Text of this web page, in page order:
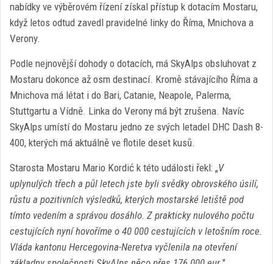
nabídky ve výběrovém řízení získal přístup k dotacím Mostaru,
když letos odtud zavedl pravidelné linky do Říma, Mnichova a
Verony.
Podle nejnovější dohody o dotacích, má SkyAlps obsluhovat z
Mostaru dokonce až osm destinací. Kromě stávajícího Říma a
Mnichova má létat i do Bari, Catanie, Neapole, Palerma,
Stuttgartu a Vídně. Linka do Verony má být zrušena. Navíc
SkyAlps umístí do Mostaru jedno ze svých letadel DHC Dash 8-
400, kterých má aktuálně ve flotile deset kusů.
Starosta Mostaru Mario Kordić k této události řekl: „V
uplynulých třech a půl letech jste byli svědky obrovského úsilí,
růstu a pozitivních výsledků, kterých mostarské letiště pod
tímto vedením a správou dosáhlo. Z prakticky nulového počtu
cestujících nyní hovoříme o 40 000 cestujících v letošním roce.
Vláda kantonu Hercegovina-Neretva vyčlenila na otevření